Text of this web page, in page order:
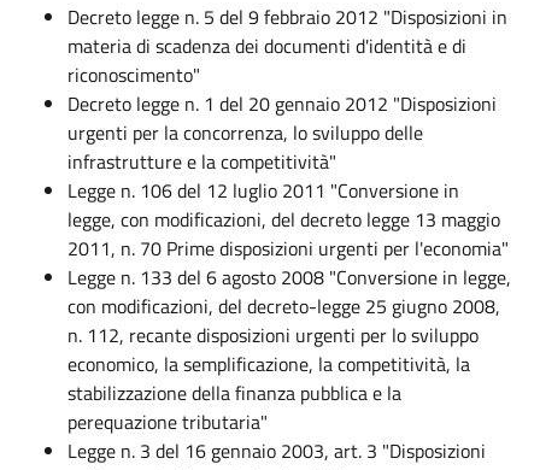
Decreto legge n. 5 del 9 febbraio 2012 "Disposizioni in
materia di scadenza dei documenti d'identità e di
riconoscimento"
Decreto legge n. 1 del 20 gennaio 2012 "Disposizioni
urgenti per la concorrenza, lo sviluppo delle
infrastrutture e la competitività"
Legge n. 106 del 12 luglio 2011 "Conversione in
legge, con modificazioni, del decreto legge 13 maggio
2011, n. 70 Prime disposizioni urgenti per l'economia"
Legge n. 133 del 6 agosto 2008 "Conversione in legge,
con modificazioni, del decreto-legge 25 giugno 2008,
n. 112, recante disposizioni urgenti per lo sviluppo
economico, la semplificazione, la competitività, la
stabilizzazione della finanza pubblica e la
perequazione tributaria"
Legge n. 3 del 16 gennaio 2003, art. 3 "Disposizioni